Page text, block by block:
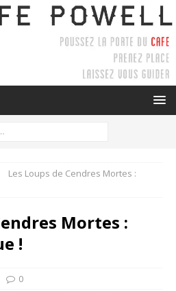
Les Loups de Cendres Mortes :
Mortes :
!
0